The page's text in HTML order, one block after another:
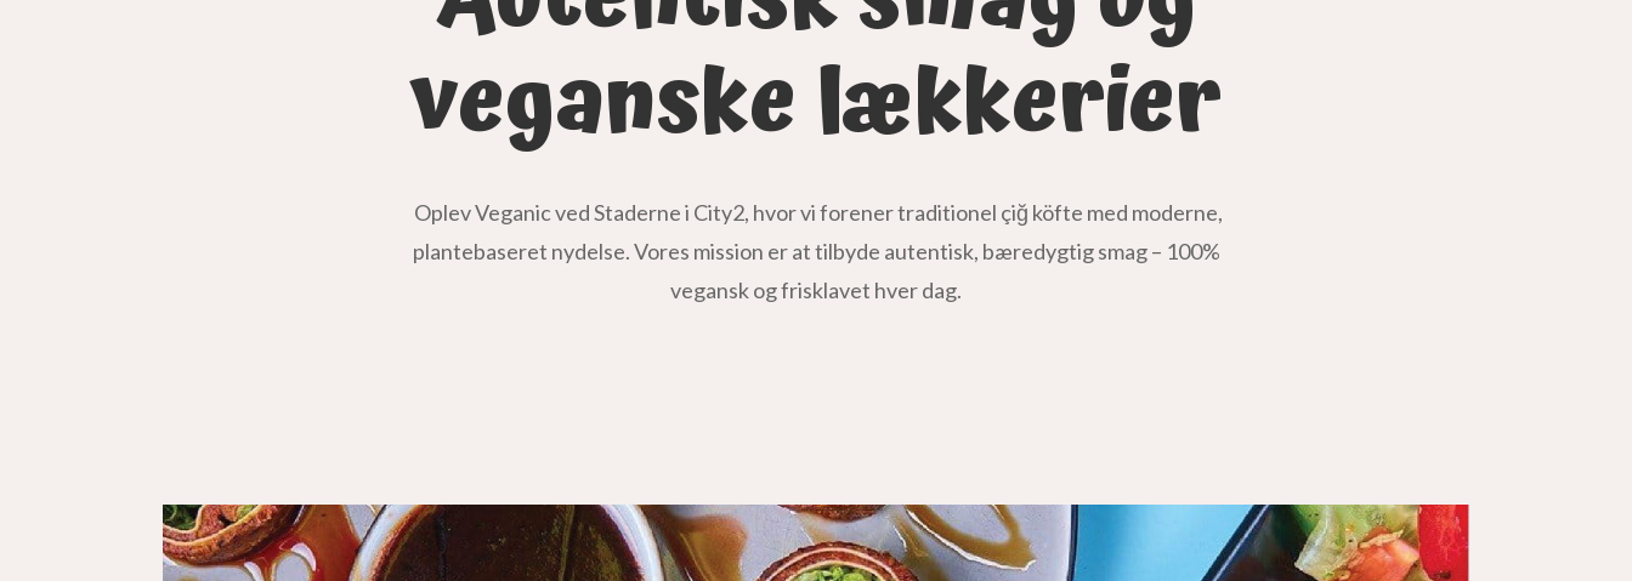
veganske lækkerier
Oplev Veganic ved Staderne i City2, hvor vi forener traditionel çiğ köfte med moderne,
plantebaseret nydelse. Vores mission er at tilbyde autentisk, bæredygtig smag – 100%
vegansk og frisklavet hver dag.